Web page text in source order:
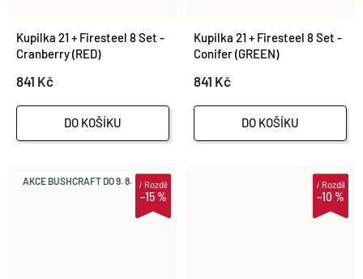
T
Ů
K
T
Ů
Kupilka 21 + Firesteel 8 Set -
Cranberry (RED)
841 Kč
DO KOŠÍKU
Kupilka 21 + Firesteel 8 Set -
Conifer (GREEN)
841 Kč
DO KOŠÍKU
AKCE BUSHCRAFT DO 9. 8.
–15 %
iRozdíl
–10 %
iRozdíl